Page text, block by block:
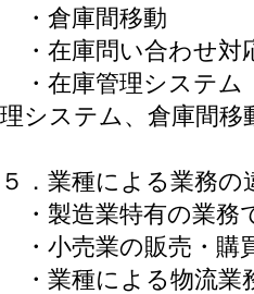
・倉庫間移動
・在庫問い合わせ対
・在庫管理システム
理システム、倉庫間
５．業種による業務の
・製造業特有の業務
・小売業の販売・購
・業種による物流業